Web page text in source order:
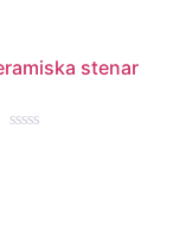
stenar